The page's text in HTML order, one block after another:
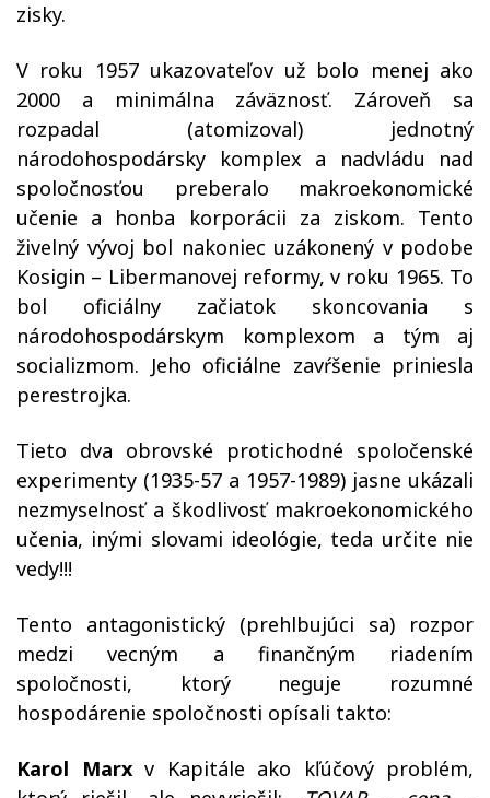
zisky.
V roku 1957 ukazovateľov už bolo menej ako
2000 a minimálna záväznosť. Zároveň sa
rozpadal (atomizoval) jednotný
národohospodársky komplex a nadvládu nad
spoločnosťou preberalo makroekonomické
učenie a honba korporácii za ziskom. Tento
živelný vývoj bol nakoniec uzákonený v podobe
Kosigin – Libermanovej reformy, v roku 1965. To
bol oficiálny začiatok skoncovania s
národohospodárskym komplexom a tým aj
socializmom. Jeho oficiálne zavŕšenie priniesla
perestrojka.
Tieto dva obrovské protichodné spoločenské
experimenty (1935-57 a 1957-1989) jasne ukázali
nezmyselnosť a škodlivosť makroekonomického
učenia, inými slovami ideológie, teda určite nie
vedy!!!
Tento antagonistický (prehlbujúci sa) rozpor
medzi vecným a finančným riadením
spoločnosti, ktorý neguje rozumné
hospodárenie spoločnosti opísali takto:
Karol Marx v Kapitále ako kľúčový problém,